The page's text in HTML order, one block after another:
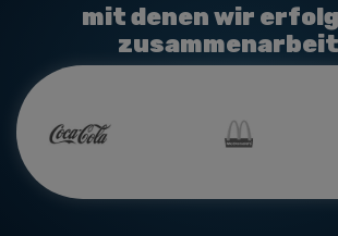
mit denen wir